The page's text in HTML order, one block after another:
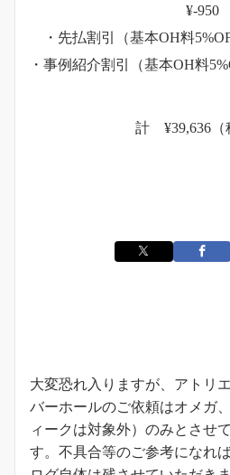
¥-950
・先払割引（基本OH料
・事例紹介割引（基本OH料
計 ¥39,636（
大変恐れ入りますが、アトリ
バーホールのご依頼はオメガ
ィークは対象外）のみとさせ
す。不具合等のご参考になれ